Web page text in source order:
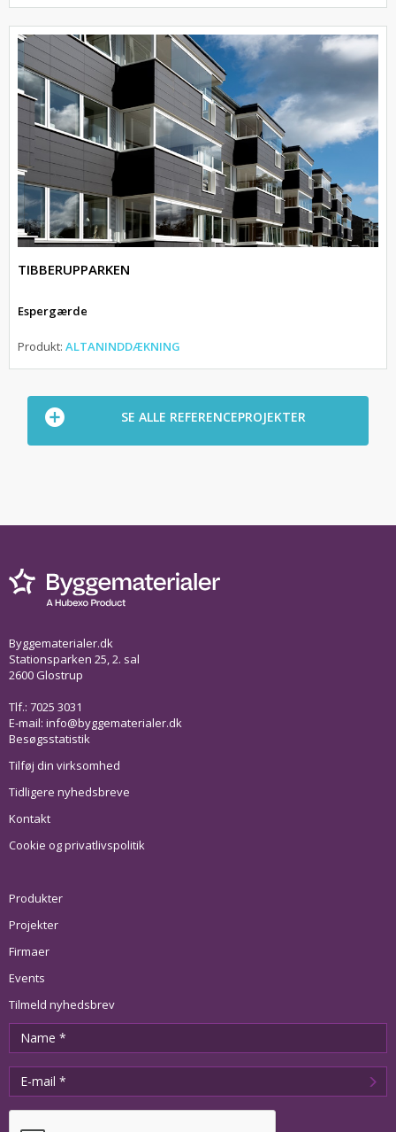
TIBBERUPPARKEN
Espergærde
Produkt: ALTANINDDÆKNING
SE ALLE REFERENCEPROJEKTER
Byggematerialer.dk
Stationsparken 25, 2. sal
2600 Glostrup
Tlf.: 7025 3031
E-mail: info@byggematerialer.dk
Besøgsstatistik
Tilføj din virksomhed
Tidligere nyhedsbreve
Kontakt
Cookie og privatlivspolitik
Produkter
Projekter
Firmaer
Events
Tilmeld nyhedsbrev